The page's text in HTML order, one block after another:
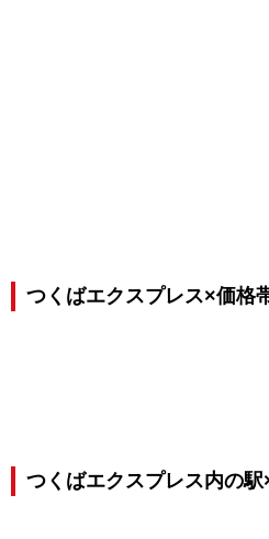
つくばエクスプレス×価格
つくばエクスプレス内の